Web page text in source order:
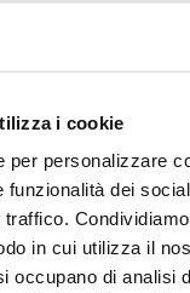
i cookie
per personalizzare
funzionalità dei
in cui utilizza il
occupano di analisi